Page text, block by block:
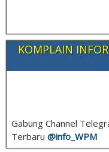
KOMPLAIN
Gabung Channel
Terbaru @info_ WPM